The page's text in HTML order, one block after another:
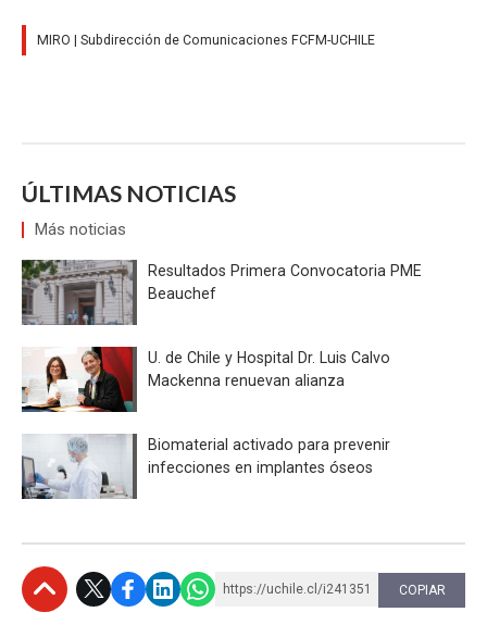
MIRO | Subdirección de Comunicaciones FCFM-UCHILE
ÚLTIMAS NOTICIAS
Más noticias
Resultados Primera Convocatoria PME
Beauchef
U. de Chile y Hospital Dr. Luis Calvo
Mackenna renuevan alianza
Biomaterial activado para prevenir
infecciones en implantes óseos
https://uchile.cl/i241351 COPIAR